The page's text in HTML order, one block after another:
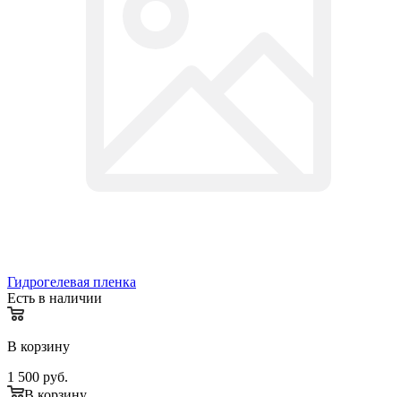
Гидрогелевая пленка
Есть в наличии
В корзину
1 500 руб.